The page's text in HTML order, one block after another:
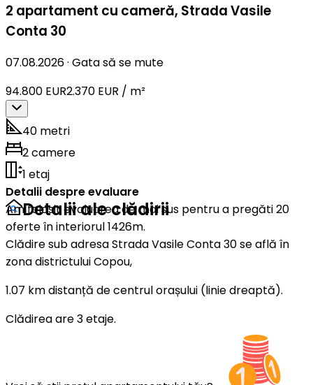
2 apartament cu cameră, Strada Vasile
Conta 30
07.08.2026· Gata să se mute
94.800 EUR2.370 EUR / m²
40 metri
2 camere
1 etaj
Detalii despre evaluare
Am folosit evaluarea de mai sus pentru a pregăti 20
oferte în interiorul 1426m.
Detalii ale clădirii
Clădire sub adresa Strada Vasile Conta 30 se află în
zona districtului Copou,
1.07 km distanță de centrul orașului (linie dreaptă).
Clădirea are 3 etaje.